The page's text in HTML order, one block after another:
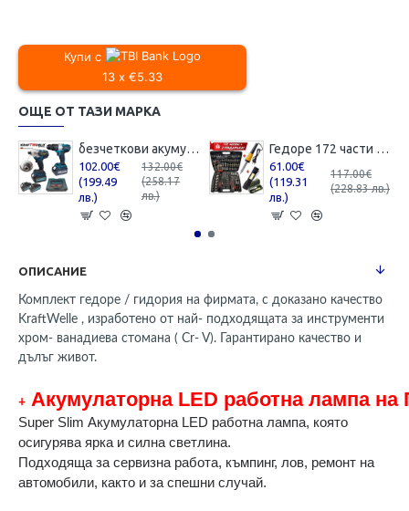
Купи с
13 x €5.33
ОЩЕ ОТ ТАЗИ МАРКА
безчеткови акумулаторни винтоверт и импакт 36V 8AH
102.00€
(199.49
лв.)
132.00€
(258.17
лв.)
Гедоре 172 части KrafTWelle + 2 ПОДАРЪКА - Поялник 80W и USB Фенер
61.00€
(119.31
лв.)
117.00€
(228.83 лв.)
ОПИСАНИЕ
Комплект гедоре / гидория на фирмата, с доказано качество
KraftWelle , изработено от най- подходящата за инструменти
хром- ванадиева стомана ( Cr- V). Гарантирано качество и
дълъг живот.
+ Акумулаторна LED работна лампа
Super Slim Акумулаторна LED работна лампа, която
осигурява ярка и силна светлина.
Подходяща за сервизна работа, къмпинг, лов, ремонт на
автомобили, както и за спешни случай.